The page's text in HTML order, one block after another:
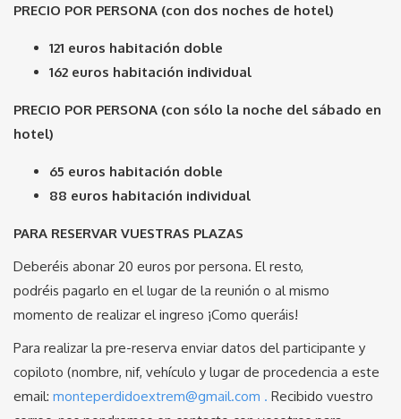
PRECIO POR PERSONA (con dos noches de hotel)
121 euros habitación doble
162 euros habitación individual
PRECIO POR PERSONA (con sólo la noche del sábado en
hotel)
65 euros habitación doble
88 euros habitación individual
PARA RESERVAR VUESTRAS PLAZAS
Deberéis abonar 20 euros por persona. El resto,
podréis pagarlo en el lugar de la reunión o al mismo
momento de realizar el ingreso ¡Como queráis!
Para realizar la pre-reserva enviar datos del participante y
copiloto (nombre, nif, vehículo y lugar de procedencia a este
email: monteperdidoextrem@gmail.com . Recibido vuestro